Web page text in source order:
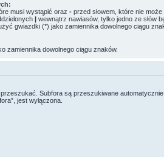
musi wystąpić oraz - przed słowem, które nie może
| wewnątrz nawiasów, tylko jedno ze słów
gwiazdki (*) jako zamiennika dowolnego ciągu
zamiennika dowolnego ciągu znaków.
Subfora są przeszukiwane
jest wyłączona.